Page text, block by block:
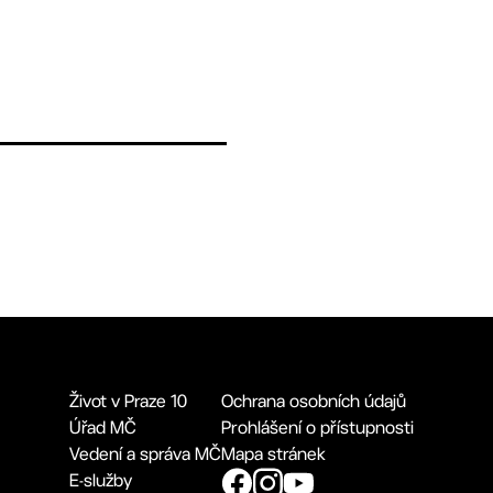
Život v Praze 10
Úřad MČ
Vedení a správa MČ
E-služby
Ochrana osobních údajů
Prohlášení o přístupnosti
Mapa stránek